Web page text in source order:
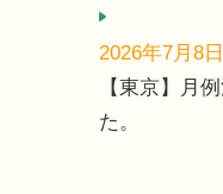
2026年7月8日
【東京】月
た。